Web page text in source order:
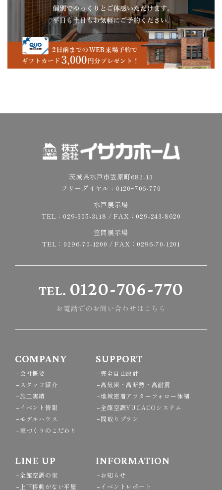
茨城県水戸市笠原町682-13
フリーダイヤル： 0120ｰ706-770
水戸展示場
TEL： 029-305-3118 / FAX：029-243-8620
笠間展示場
TEL： 0296-70-1200 / FAX：0296-70-1201
TEL. 0120-706-770
お電話でのお問い合わせはこちら
COMPANY
会社概要
スタッフ紹介
施工実績
イベント情報
モデルハウス
家づくりのこだわり
SUPPORT
完全自由設計
高気密・高断熱・高耐震
地域密着アフターフォロー体制
全館空調YUCACOシステム
間取りプラン
LINE UP
全館空調の家
上下移動がない平屋
INFORMATION
お知らせ
イベントレポート